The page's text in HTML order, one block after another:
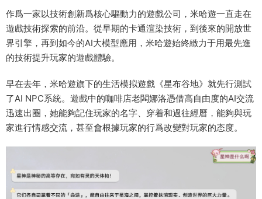
作爲一家以技術創新爲核心驅動力的遊戲公司，米哈遊一直走在
遊戲技術探索的前沿。從早期的卡通渲染技術，到後來的開放世
界引擎，再到如今的AI大模型應用，米哈遊始終緻力于用最先進
的技術提升玩家的遊戲體驗。
早在去年，米哈遊旗下的生活模拟遊戲《星布谷地》就先行測試
了AI NPC系統。遊戲中的咖啡店老闆娜洛憑借高自由度的AI交流
迅速出圈，她能夠記住玩家的名字、穿着和過往經曆，能夠與玩
家進行情感交流，甚至會根據玩家的行爲改變對玩家的态度。